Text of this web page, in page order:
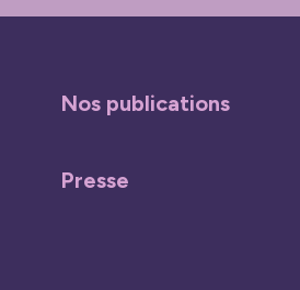
Nos publications
Presse